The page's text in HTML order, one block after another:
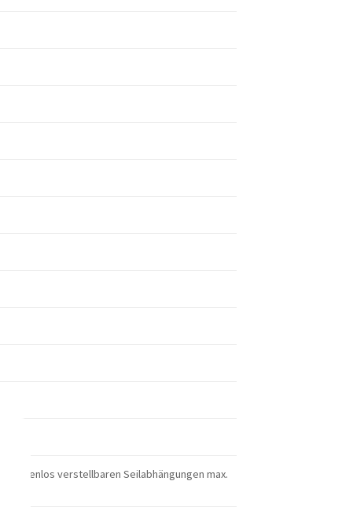
stufenlos verstellbaren Seilabhängungen max.